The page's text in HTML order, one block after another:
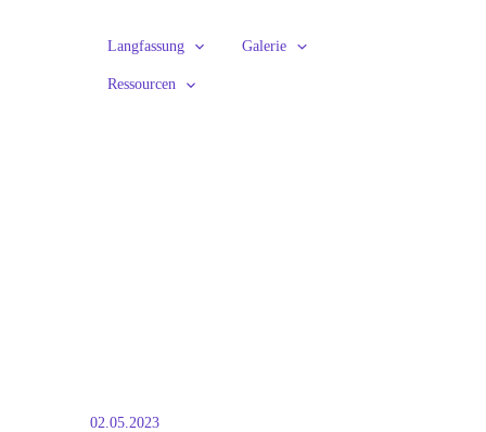
Langfassung Galerie
Ressourcen
02.05.2023